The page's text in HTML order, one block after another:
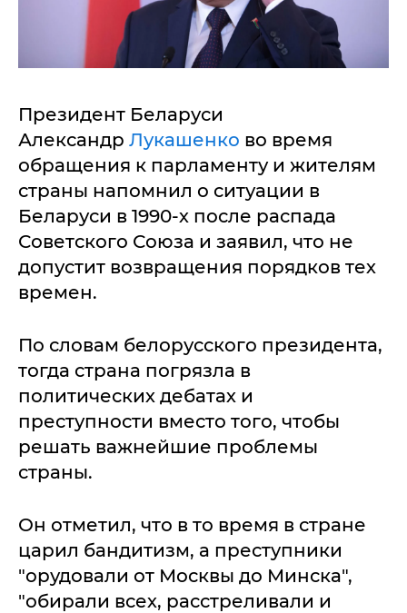
Президент Беларуси
Александр Лукашенко во время
обращения к парламенту и жителям
страны напомнил о ситуации в
Беларуси в 1990-х после распада
Советского Союза и заявил, что не
допустит возвращения порядков тех
времен.
По словам белорусского президента,
тогда страна погрязла в
политических дебатах и
преступности вместо того, чтобы
решать важнейшие проблемы
страны.
Он отметил, что в то время в стране
царил бандитизм, а преступники
"орудовали от Москвы до Минска",
"обирали всех, расстреливали и